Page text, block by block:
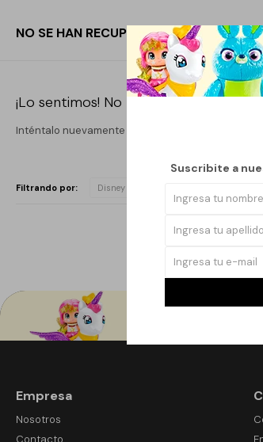
Suscribite a
NO SE HAN RECUPERADO PRODUCTOS
¡Lo sentimos! No hay productos en
Inténtalo nuevamente con otros criterios de
Filtrando por: Disney
Empresa
Nosotros
Contacto